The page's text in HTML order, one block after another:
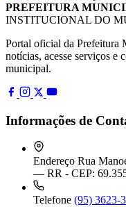
PREFEITURA
INSTITUCIONAL DO
Portal oficial da Prefeitura
notícias, acesse serviços e
municipal.
Informações de
Endereço Rua
— RR - CEP:
Telefone (95) 3623-